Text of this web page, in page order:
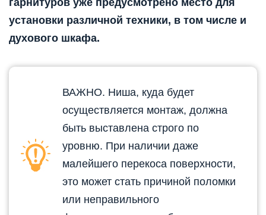
гарнитуров уже предусмотрено место для
установки различной техники, в том числе и
духового шкафа.
ВАЖНО. Ниша, куда будет
осуществляется монтаж, должна
быть выставлена строго по
уровню. При наличии даже
малейшего перекоса поверхности,
это может стать причиной поломки
или неправильного